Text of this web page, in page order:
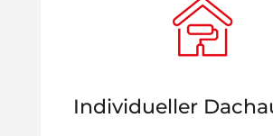
Individueller